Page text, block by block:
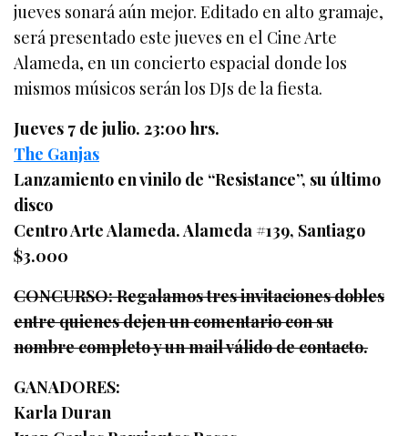
jueves sonará aún mejor. Editado en alto gramaje,
será presentado este jueves en el Cine Arte
Alameda, en un concierto espacial donde los
mismos músicos serán los DJs de la fiesta.
Jueves 7 de julio. 23:00 hrs.
The Ganjas
Lanzamiento en vinilo de “Resistance”, su último
disco
Centro Arte Alameda. Alameda #139, Santiago
$3.000
CONCURSO: Regalamos tres invitaciones dobles
entre quienes dejen un comentario con su
nombre completo y un mail válido de contacto.
GANADORES:
Karla Duran